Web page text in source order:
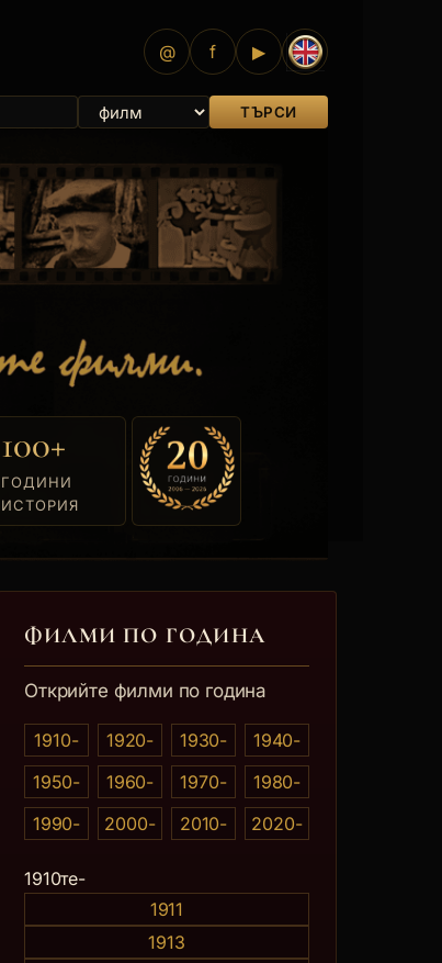
@ f ▶
ТЪРСИ
100+
ГОДИНИ
ИСТОРИЯ
ФИЛМИ ПО ГОДИНА
Открийте филми по година
1910- 1920- 1930-
1940-
1950-
1960- 1970-
1980-
1990-
2000- 2010- 2020-
1910те-
1911
1913